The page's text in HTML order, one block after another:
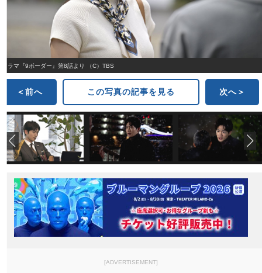
ドラマ『9ボーダー』第8話より （C）TBS
＜前へ この写真の記事を見る 次へ＞
[ADVERTISEMENT]